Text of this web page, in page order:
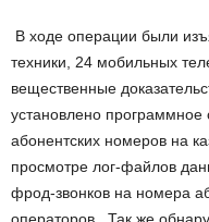
В ходе операции были
техники, 24 мобильных
вещественные
установлено
абонентских номеров на
просмотре лог-файлов
фрод-звонков на номера